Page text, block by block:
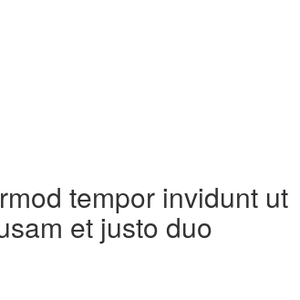
tempor invidunt ut
et justo duo